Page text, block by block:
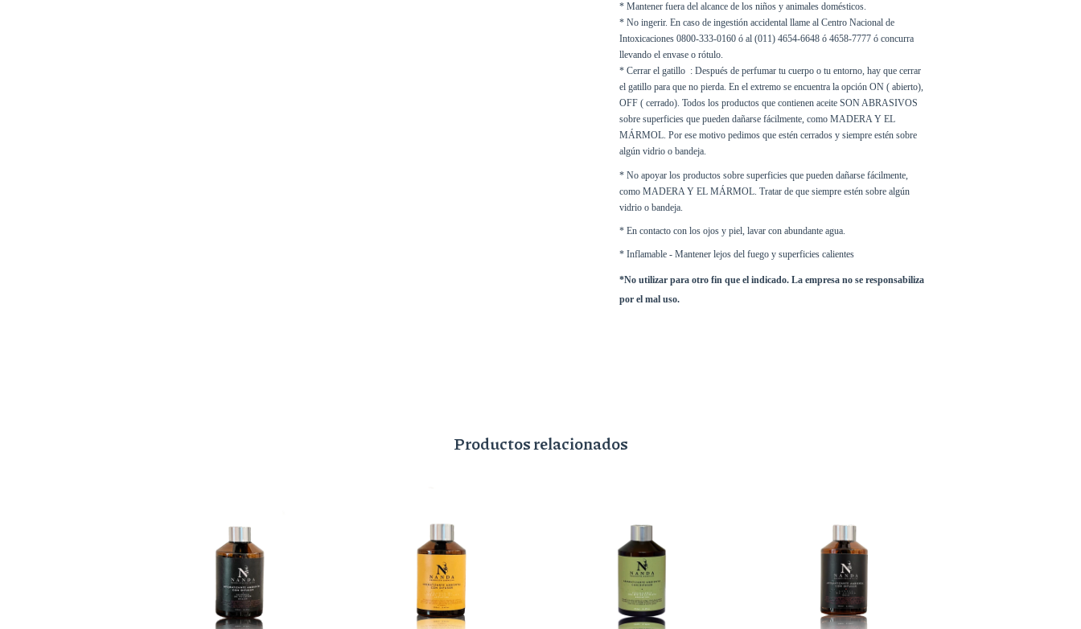
* Mantener fuera del alcance de los niños y animales domésticos.
* No ingerir. En caso de ingestión accidental llame al Centro Nacional de
Intoxicaciones 0800-333-0160 ó al (011) 4654-6648 ó 4658-7777 ó concurra
llevando el envase o rótulo.
* Cerrar el gatillo  : Después de perfumar tu cuerpo o tu entorno, hay que cerrar
el gatillo para que no pierda. En el extremo se encuentra la opción ON ( abierto),
OFF ( cerrado). Todos los productos que contienen aceite SON ABRASIVOS
sobre superficies que pueden dañarse fácilmente, como MADERA Y EL
MÁRMOL. Por ese motivo pedimos que estén cerrados y siempre estén sobre
algún vidrio o bandeja.
* No apoyar los productos sobre superficies que pueden dañarse fácilmente,
como MADERA Y EL MÁRMOL. Tratar de que siempre estén sobre algún
vidrio o bandeja.
* En contacto con los ojos y piel, lavar con abundante agua.
* Inflamable - Mantener lejos del fuego y superficies calientes
*No utilizar para otro fin que el indicado. La empresa no se responsabiliza
por el mal uso.
Productos relacionados